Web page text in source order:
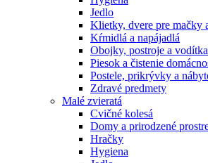
Jedlo
Klietky, dvere pre mačky
Kŕmidlá a napájadlá
Obojky, postroje a vodítka
Piesok a čistenie
Postele, prikrývky a
Zdravé predmety
Malé zvieratá
Cvičné kolesá
Domy a prirodzené
Hračky
Hygiena